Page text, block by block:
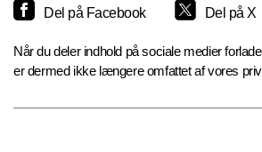
Del på Facebook Del på X
Når du deler indhold på sociale medier
er dermed ikke længere omfattet af vores